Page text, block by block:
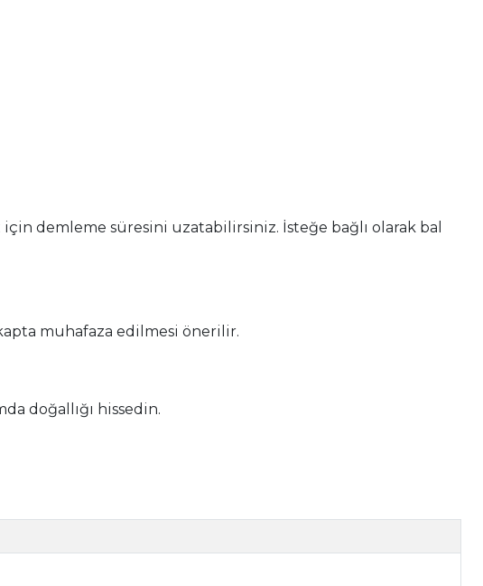
demleme süresini uzatabilirsiniz. İsteğe bağlı olarak bal
muhafaza edilmesi önerilir.
doğallığı hissedin.